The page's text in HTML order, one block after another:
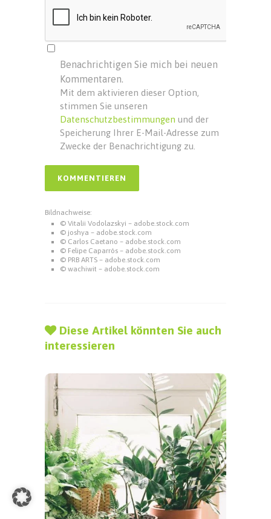
Benachrichtigen Sie mich bei neuen
Kommentaren.
Mit dem aktivieren dieser Option,
stimmen Sie unseren
Datenschutzbestimmungen und der
Speicherung Ihrer E-Mail-Adresse zum
Zwecke der Benachrichtigung zu.
Bildnachweise:
© Vitalii Vodolazskyi – adobe.stock.com
© joshya – adobe.stock.com
© Carlos Caetano – adobe.stock.com
© Felipe Caparrós – adobe.stock.com
© PRB ARTS – adobe.stock.com
© wachiwit – adobe.stock.com
Diese Artikel könnten Sie auch
interessieren